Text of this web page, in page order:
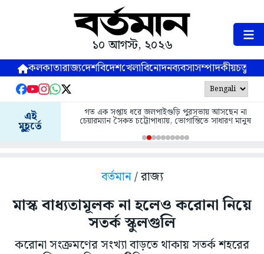
১০ আগস্ট, ২০২৬
কলকাতারাজ্যদেশবিদেশখেলাবিনোদনব্যবসাসম্পাদকীয়
এই
মুহূর্তে
গত এক সপ্তাহ ধরে জলপাইগুড়ি পুরসভায় আসছেন না
চেয়ারম্যান সৈকত চট্টোপাধ্যায়, ভোগান্তিতে সাধারণ মানুষ
বর্তমান/ রাজ্য
মাস্ক বাধ্যতামূলক না হলেও করোনা নিয়ে
সতর্ক স্কুলগুলি
করোনা সংক্রমণের সংখ্যা বাড়তে থাকায় সতর্ক শহরের